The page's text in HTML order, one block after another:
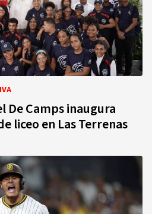
De Camps inaugura
liceo en Las Terrenas